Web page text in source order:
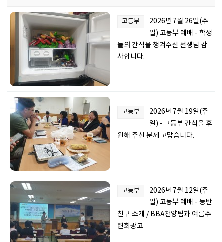
고등부
2026년 7월 26일(주
일) 고등부 예배 - 학생
들의 간식을 챙겨주신 선생님 감
사합니다.
고등부
2026년 7월 19일(주
일) - 고등부 간식을 후
원해 주신 분께 고맙습니다.
고등부
2026년 7월 12일(주
일) 고등부 예배 - 등반
친구 소개 / BBA찬양팀과 여름수
련회광고